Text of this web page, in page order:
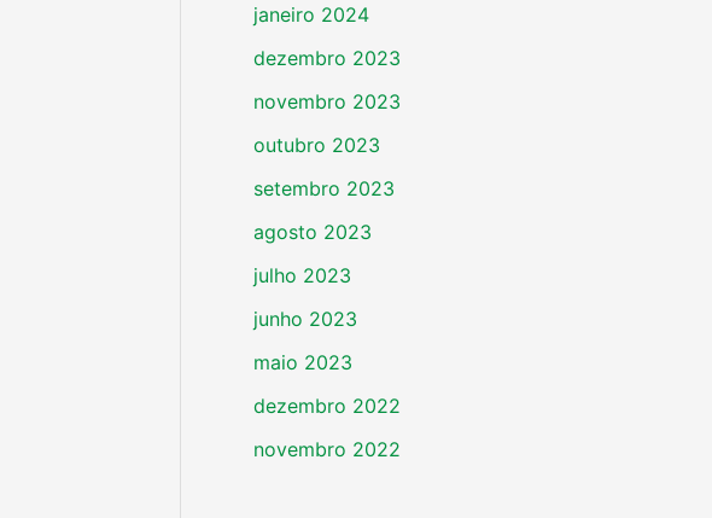
janeiro 2024
dezembro 2023
novembro 2023
outubro 2023
setembro 2023
agosto 2023
julho 2023
junho 2023
maio 2023
dezembro 2022
novembro 2022